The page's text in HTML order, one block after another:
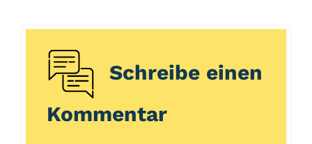
Schreibe einen
Kommentar